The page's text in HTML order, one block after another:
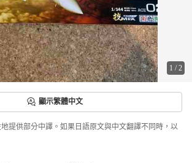
1 /2
顯示繁體中文
提供部分中譯。如果日語原文與中文翻譯不同時，以